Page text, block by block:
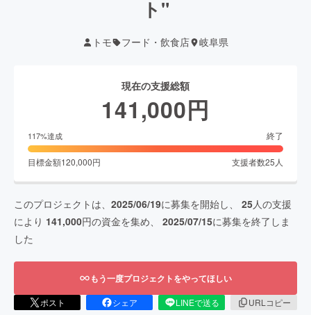
ト"
トモ フード・飲食店 岐阜県
現在の支援総額
141,000円
117%達成 終了
目標金額120,000円 支援者数25 人
このプロジェクトは、 2025/06/19に募集を開始し、 25人の支援
により 141,000円の資金を集め、 2025/07/15に募集を終了しま
した
もう一度プロジェクトをやってほしい
ポスト シェア LINEで送る URLコピー